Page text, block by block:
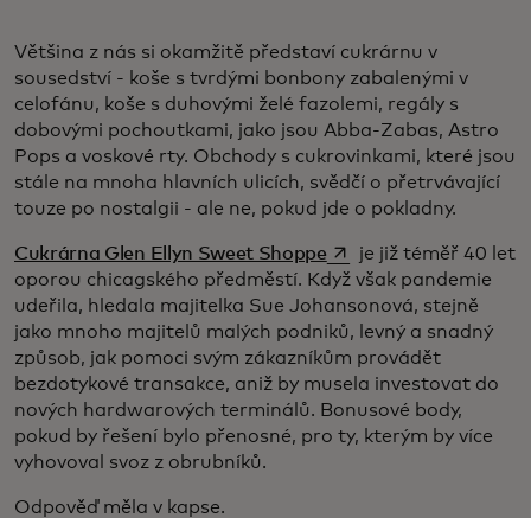
Většina z nás si okamžitě představí cukrárnu v
sousedství - koše s tvrdými bonbony zabalenými v
celofánu, koše s duhovými želé fazolemi, regály s
dobovými pochoutkami, jako jsou Abba-Zabas, Astro
Pops a voskové rty. Obchody s cukrovinkami, které jsou
stále na mnoha hlavních ulicích, svědčí o přetrvávající
touze po nostalgii - ale ne, pokud jde o pokladny.
Cukrárna Glen Ellyn Sweet Shoppeopens in a new tab
je již téměř 40 let
oporou chicagského předměstí. Když však pandemie
udeřila, hledala majitelka Sue Johansonová, stejně
jako mnoho majitelů malých podniků, levný a snadný
způsob, jak pomoci svým zákazníkům provádět
bezdotykové transakce, aniž by musela investovat do
nových hardwarových terminálů. Bonusové body,
pokud by řešení bylo přenosné, pro ty, kterým by více
vyhovoval svoz z obrubníků.
Odpověď měla v kapse.